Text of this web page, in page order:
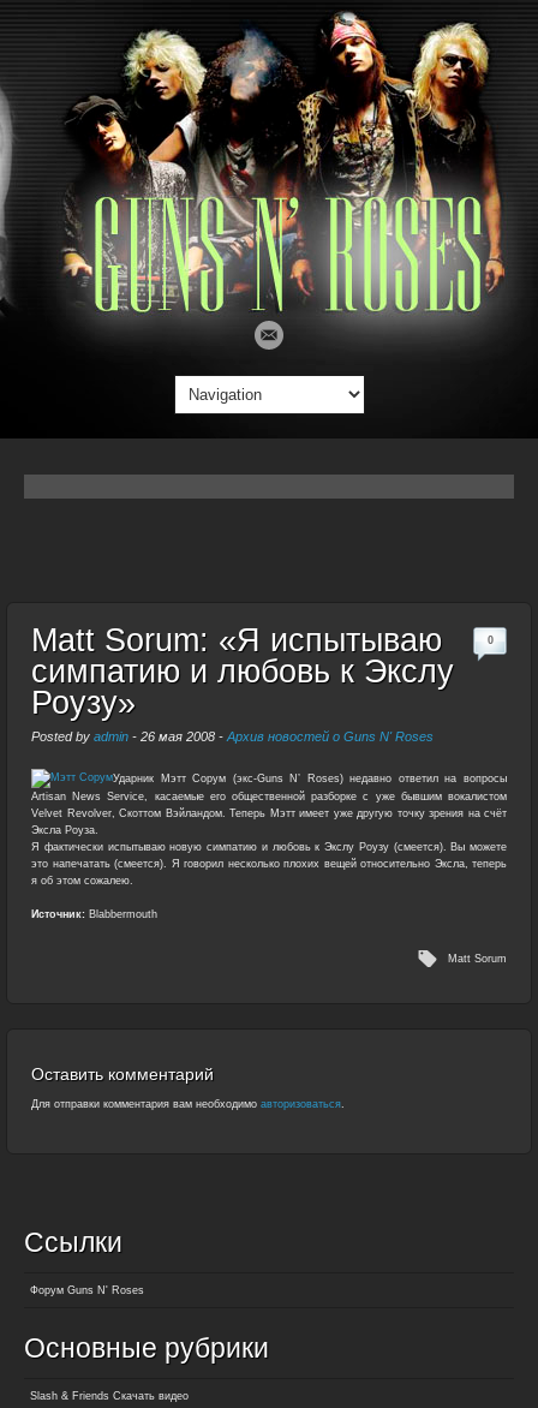
Matt Sorum: «Я испытываю
симпатию и любовь к Экслу
Роузу»
Posted by admin - 26 мая 2008 - Архив новостей о Guns N' Roses
0
Ударник Мэтт Сорум (экс-Guns N’ Roses) недавно ответил на вопросы
Artisan News Service, касаемые его общественной разборке с уже бывшим вокалистом
Velvet Revolver, Скоттом Вэйландом. Теперь Мэтт имеет уже другую точку зрения на счёт
Эксла Роуза.
Я фактически испытываю новую симпатию и любовь к Экслу Роузу (смеется). Вы можете
это напечатать (смеется). Я говорил несколько плохих вещей относительно Эксла, теперь
я об этом сожалею.
Источник: Blabbermouth
Matt Sorum
Оставить комментарий
Для отправки комментария вам необходимо авторизоваться.
Ссылки
Форум Guns N' Roses
Основные рубрики
Slash & Friends Скачать видео